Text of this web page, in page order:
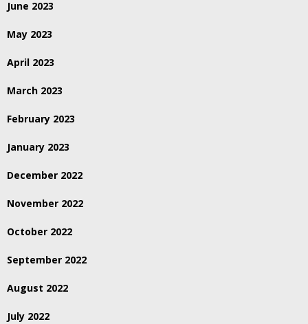
June 2023
May 2023
April 2023
March 2023
February 2023
January 2023
December 2022
November 2022
October 2022
September 2022
August 2022
July 2022